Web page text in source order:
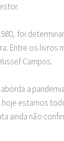
foi
Entre os livros
Campos.
a
estamos
ainda não